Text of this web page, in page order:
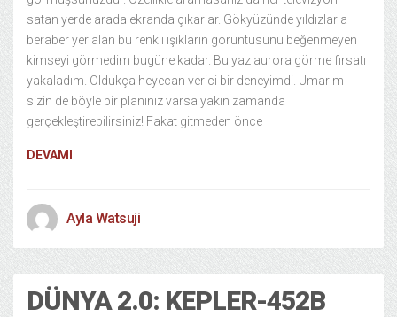
satan yerde arada ekranda çıkarlar. Gökyüzünde yıldızlarla
beraber yer alan bu renkli ışıkların görüntüsünü beğenmeyen
kimseyi görmedim bugüne kadar. Bu yaz aurora görme fırsatı
yakaladım. Oldukça heyecan verici bir deneyimdi. Umarım
sizin de böyle bir planınız varsa yakın zamanda
gerçekleştirebilirsiniz! Fakat gitmeden önce
DEVAMI
Ayla Watsuji
DÜNYA 2.0: KEPLER-452B